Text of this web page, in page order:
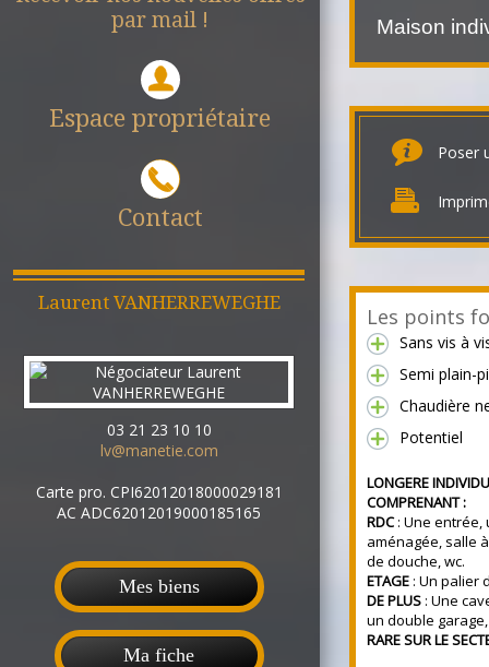
par mail !
Espace propriétaire
Contact
Laurent VANHERREWEGHE
03 21 23 10 10
lv@manetie.com
Carte pro. CPI62012018000029181
AC ADC62012019000185165
Mes biens
Ma fiche
Maison
Poser
Les points
Sans vis à
Semi plain-
Chaudière
Potentiel
LONGERE
COMPRENANT :
RDC: Une
aménagée, salle
de douche, wc.
ETAGE : Un palier
DE PLUS : Une
un double
RARE SUR LE